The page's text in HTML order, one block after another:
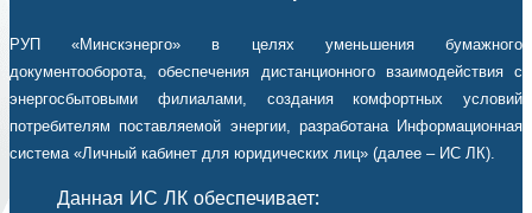
РУП «Минскэнерго» в целях уменьшения бумажного
документооборота, обеспечения дистанционного взаимодействия с
энергосбытовыми филиалами, создания комфортных условий
потребителям поставляемой энергии, разработана Информационная
система «Личный кабинет для юридических лиц» (далее – ИС ЛК).
Данная ИС ЛК обеспечивает: